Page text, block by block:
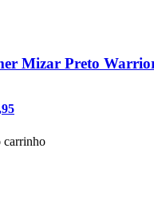
Mizar Preto
carrinho